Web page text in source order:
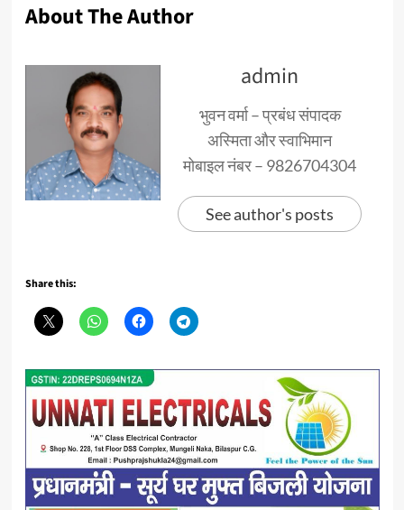
About The Author
admin
भुवन वर्मा – प्रबंध संपादक
अस्मिता और स्वाभिमान
मोबाइल नंबर – 9826704304
See author's posts
Share this: